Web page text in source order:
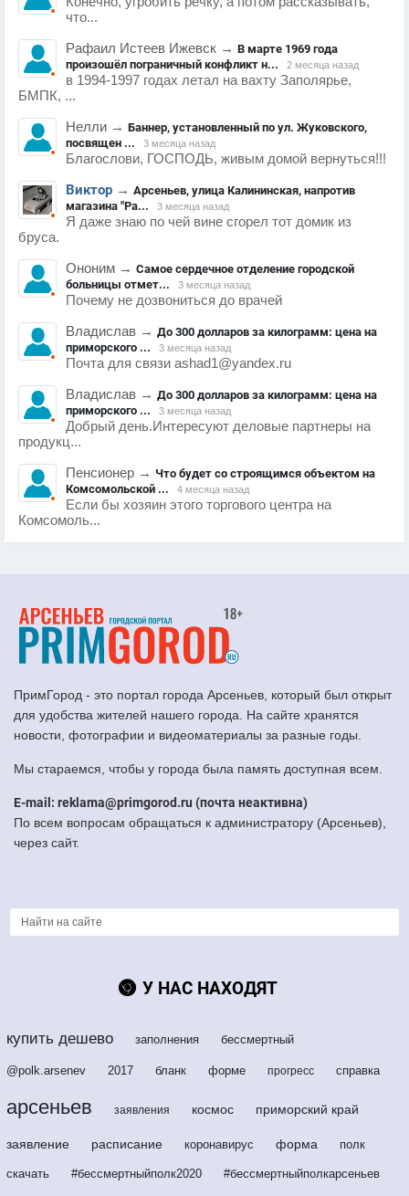
что...
Рафаил Истеев Ижевск → В марте 1969 года
произошёл пограничный конфликт н...
2 месяца назад
в 1994-1997 годах летал на вахту Заполярье,
БМПК, ...
Нелли → Баннер, установленный по ул. Жуковского,
посвящен ...
3 месяца назад
Благослови, ГОСПОДЬ, живым домой вернуться!!!
Виктор → Арсеньев, улица Калининская, напротив
магазина "Ра...
3 месяца назад
Я даже знаю по чей вине сгорел тот домик из
бруса.
Ононим → Самое сердечное отделение городской
больницы отмет...
3 месяца назад
Почему не дозвониться до врачей
Владислав → До 300 долларов за килограмм: цена на
приморского ...
3 месяца назад
Почта для связи ashad1@yandex.ru
Владислав → До 300 долларов за килограмм: цена на
приморского ...
3 месяца назад
Добрый день.Интересуют деловые партнеры на
продукц...
Пенсионер → Что будет со строящимся объектом на
Комсомольской ...
4 месяца назад
Если бы хозяин этого торгового центра на
Комсомоль...
ПримГород - это портал города Арсеньев, который был открыт
для удобства жителей нашего города. На сайте хранятся
новости, фотографии и видеоматериалы за разные годы.
Мы стараемся, чтобы у города была память доступная всем.
E-mail: reklama@primgorod.ru (почта неактивна)
По всем вопросам обращаться к администратору (Арсеньев),
через сайт.
У НАС НАХОДЯТ
купить дешево заполнения бессмертный
@polk.arsenev 2017 бланк форме прогресс справка
арсеньев заявления космос приморский край
заявление расписание коронавирус форма полк
скачать #бессмертныйполк2020 #бессмертныйполкарсеньев